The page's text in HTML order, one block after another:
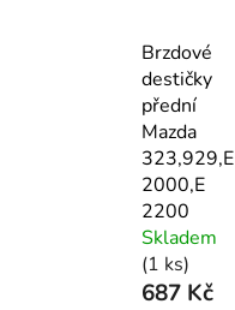
Brzdové
destičky
přední
Mazda
323,929,E
2000,E
2200
Skladem
(1 ks)
687 Kč